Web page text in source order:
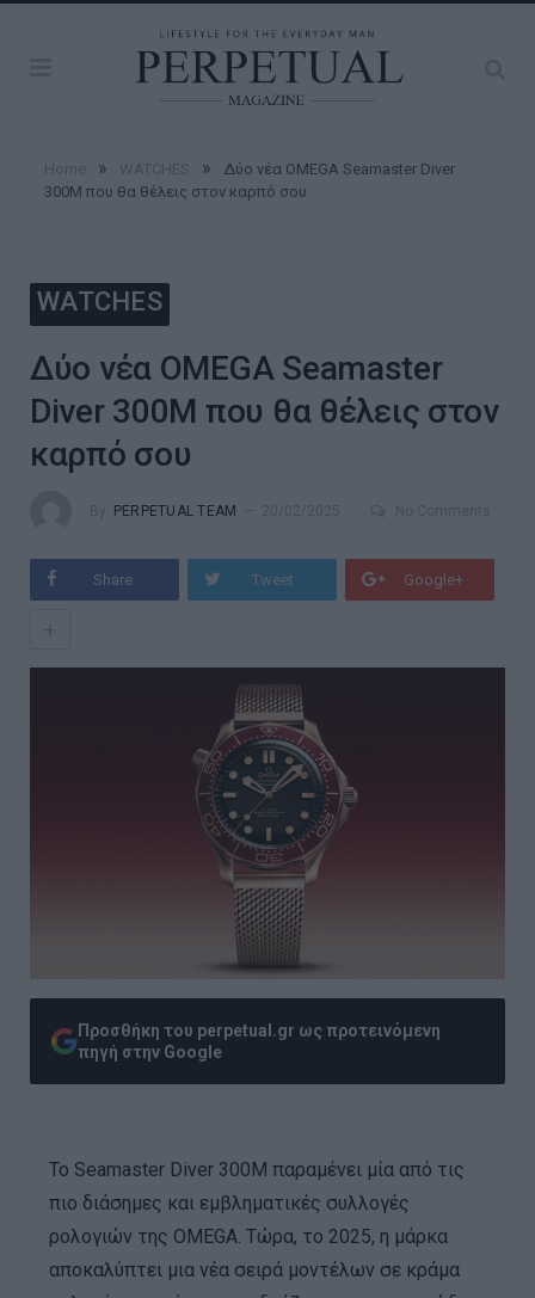
» »
Δύο νέα OMEGA Seamaster Diver
300M που θα θέλεις στον καρπό σου
WATCHES
Δύο νέα OMEGA Seamaster
Diver 300M που θα θέλεις στον
καρπό σου
PERPETUAL TEAM
Share Tweet Google+
Προσθήκη του perpetual.gr ως προτεινόμενη
πηγή στην Google
Το Seamaster Diver 300M παραμένει μία από τις
πιο διάσημες και εμβληματικές συλλογές
ρολογιών της OMEGA. Τώρα, το 2025, η μάρκα
αποκαλύπτει μια νέα σειρά μοντέλων σε κράμα